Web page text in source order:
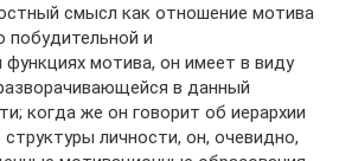
смысл как отношение мотива
побудительной и
мотива, он имеет в виду
в данный
когда же он говорит об иерархии
личности, он, очевидно,